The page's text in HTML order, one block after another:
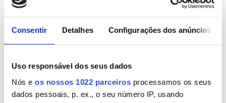
Consentir Detalhes Configurações dos anúncios
Uso responsável dos seus dados
Nós e os nossos 1022 parceiros processamos os seus
dados pessoais, p. ex., o seu número IP, usando
Esta clínica exige documentação médica específica para
tratamentos de diálise. Você pode enviar os
documentos online ou levá-los à clínica quando chegar.
INTERNATIONAL DIALYSIS REQUEST Clinical
Information & Patient Identification Form
Dias de Tratamento Disponíveis